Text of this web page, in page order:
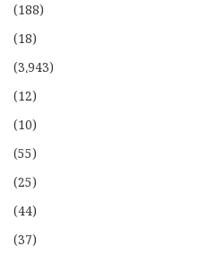
(188)
(18)
(3،943)
(12)
(10)
(55)
(25)
(44)
(37)